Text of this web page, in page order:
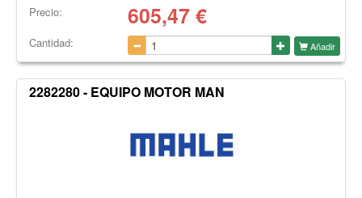
Precio: 605,47€
Cantidad: Añadir
2282280 - EQUIPO MOTOR MAN